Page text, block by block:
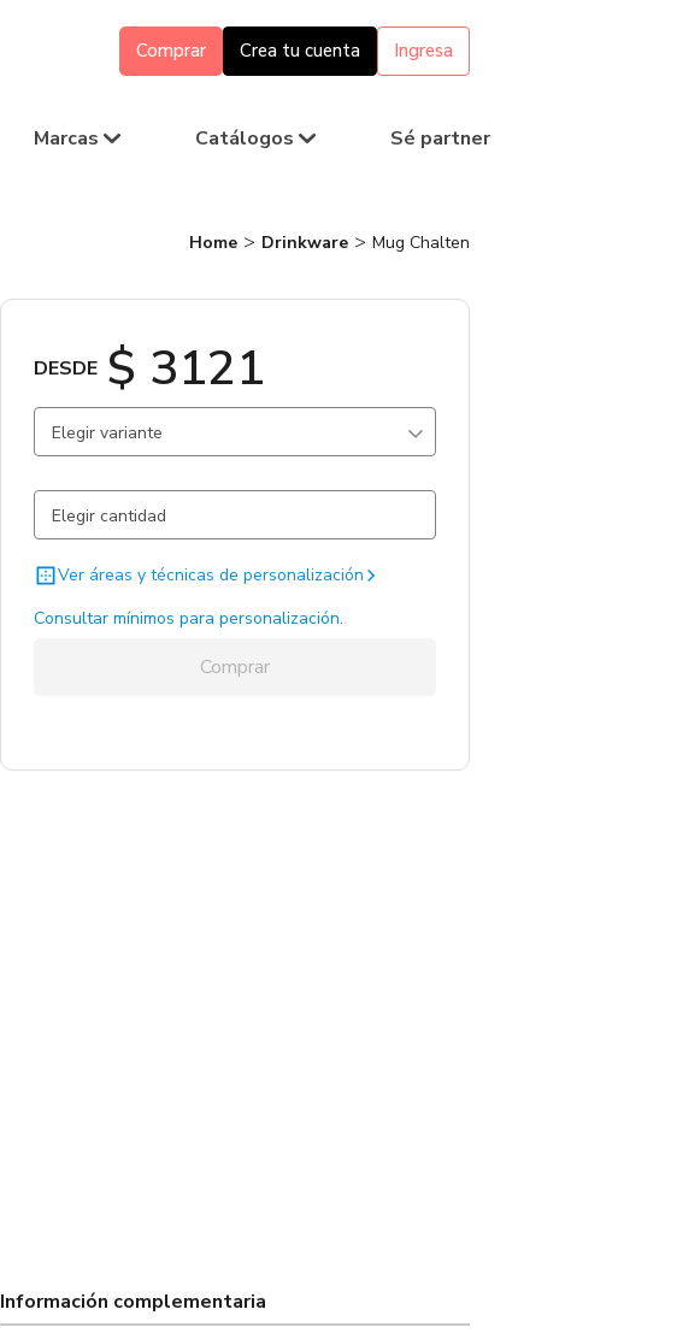
Comprar Crea tu cuenta Ingresa
Marcas Catálogos Sé partner
Home Drinkware Mug Chalten
DESDE $ 3121
Elegir variante
Verde / Verde / . 898 un.
Gris Plata / Gris Plata / . 889 un.
Ver áreas y técnicas de personalización
Consultar mínimos para personalización.
Comprar
Información complementaria